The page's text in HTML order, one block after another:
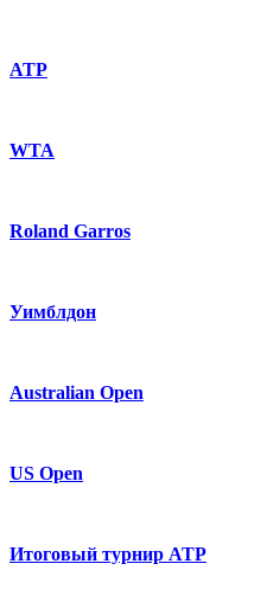
ATP
WTA
Roland Garros
Уимблдон
Australian Open
US Open
Итоговый турнир ATP